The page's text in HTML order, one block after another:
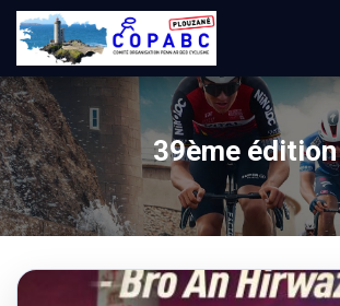
39ème édition